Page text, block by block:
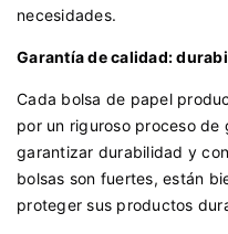
necesidades.
Garantía de calidad:
Cada bolsa de papel
por un riguroso proceso
garantizar durabilidad y
bolsas son fuertes, están
proteger sus productos